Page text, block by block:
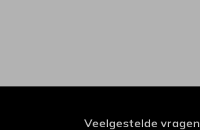
Veelgestelde vragen